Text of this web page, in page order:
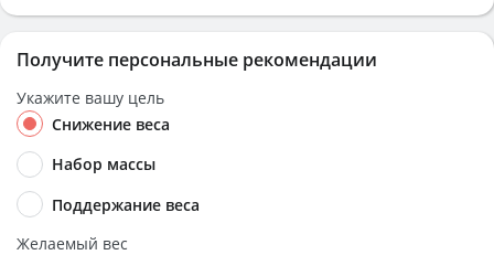
Получите персональные рекомендации
Укажите вашу цель
Снижение веса
Набор массы
Поддержание веса
Желаемый вес